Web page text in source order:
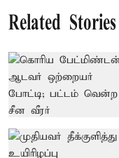
Related Stories